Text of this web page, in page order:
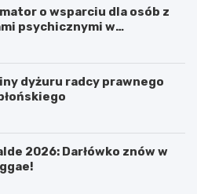
o wsparciu dla osób z
psychicznymi w
dyżuru radcy prawnego
2026: Darłówko znów w